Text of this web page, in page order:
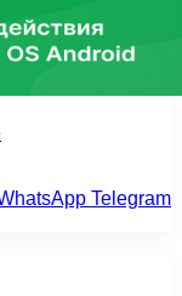
Telegram